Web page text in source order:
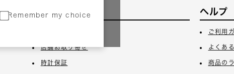
Remember my choice
サービス
店舗お取り寄せ
時計保証
ヘルプ
ご利用
よくあ
商品の